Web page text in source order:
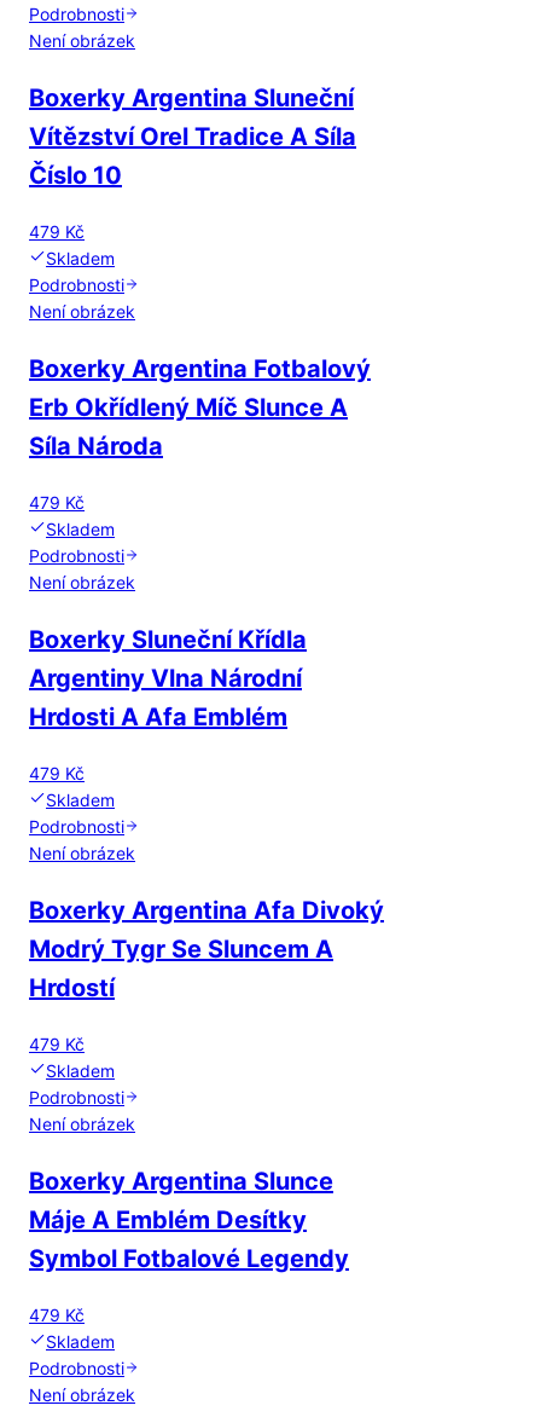
Podrobnosti
Není obrázek
Boxerky Argentina Sluneční
Vítězství Orel Tradice A Síla
Číslo 10
479 Kč
Skladem
Podrobnosti
Není obrázek
Boxerky Argentina Fotbalový
Erb Okřídlený Míč Slunce A
Síla Národa
479 Kč
Skladem
Podrobnosti
Není obrázek
Boxerky Sluneční Křídla
Argentiny Vlna Národní
Hrdosti A Afa Emblém
479 Kč
Skladem
Podrobnosti
Není obrázek
Boxerky Argentina Afa Divoký
Modrý Tygr Se Sluncem A
Hrdostí
479 Kč
Skladem
Podrobnosti
Není obrázek
Boxerky Argentina Slunce
Máje A Emblém Desítky
Symbol Fotbalové Legendy
479 Kč
Skladem
Podrobnosti
Není obrázek